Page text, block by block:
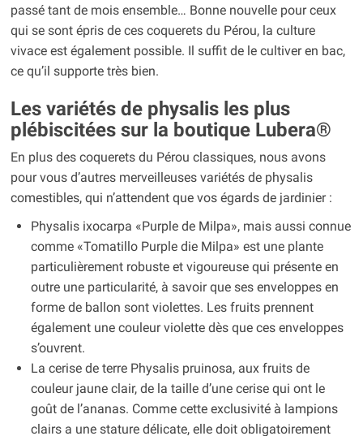
passé tant de mois ensemble… Bonne nouvelle pour ceux
qui se sont épris de ces coquerets du Pérou, la culture
vivace est également possible. Il suffit de le cultiver en bac,
ce qu’il supporte très bien.
Les variétés de physalis les plus
plébiscitées sur la boutique Lubera®
En plus des coquerets du Pérou classiques, nous avons
pour vous d’autres merveilleuses variétés de physalis
comestibles, qui n’attendent que vos égards de jardinier :
Physalis ixocarpa «Purple de Milpa», mais aussi connue
comme «Tomatillo Purple die Milpa» est une plante
particulièrement robuste et vigoureuse qui présente en
outre une particularité, à savoir que ses enveloppes en
forme de ballon sont violettes. Les fruits prennent
également une couleur violette dès que ces enveloppes
s’ouvrent.
La cerise de terre Physalis pruinosa, aux fruits de
couleur jaune clair, de la taille d’une cerise qui ont le
goût de l’ananas. Comme cette exclusivité à lampions
clairs a une stature délicate, elle doit obligatoirement